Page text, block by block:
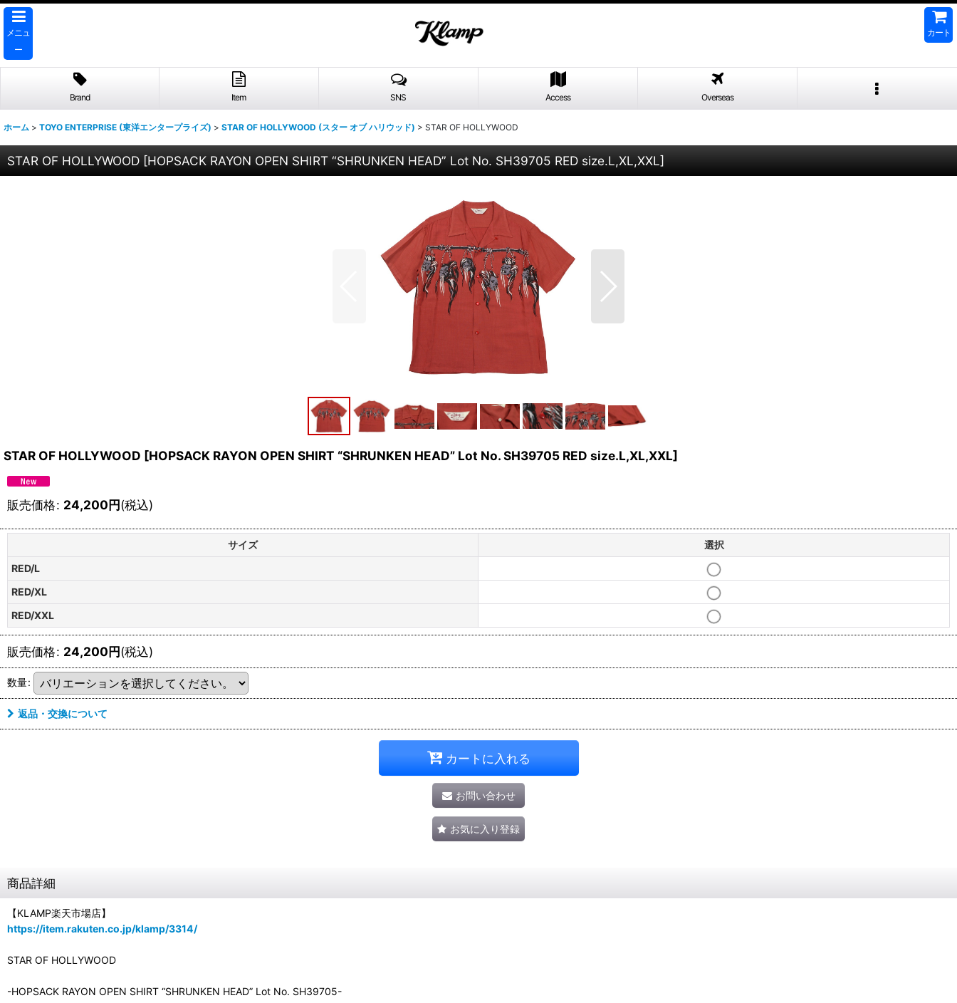
メニュ
ー
カート
Brand Item SNS Access Overseas
ホーム > TOYO ENTERPRISE (東洋エンタープライズ) > STAR OF HOLLYWOOD (スター オブ ハリウッド) > STAR OF HOLLYWOOD
STAR OF HOLLYWOOD [HOPSACK RAYON OPEN SHIRT “SHRUNKEN HEAD” Lot No. SH39705 RED size.L,XL,XXL]
STAR OF HOLLYWOOD [HOPSACK RAYON OPEN SHIRT “SHRUNKEN HEAD” Lot No. SH39705 RED size.L,XL,XXL]
販売価格: 24,200円(税込)
サイズ
選択
RED/L
RED/XL
RED/XXL
販売価格: 24,200円(税込)
数量:
返品・交換について
カートに入れる
お問い合わせ
お気に入り登録
商品詳細
【KLAMP楽天市場店】
https://item.rakuten.co.jp/klamp/3314/
STAR OF HOLLYWOOD
-HOPSACK RAYON OPEN SHIRT “SHRUNKEN HEAD” Lot No. SH39705-